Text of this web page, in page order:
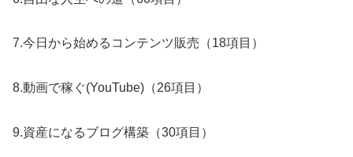
7.今日から始めるコンテンツ販売（18項目）
8.動画で稼ぐ(YouTube)（26項目）
9.資産になるブログ構築（30項目）